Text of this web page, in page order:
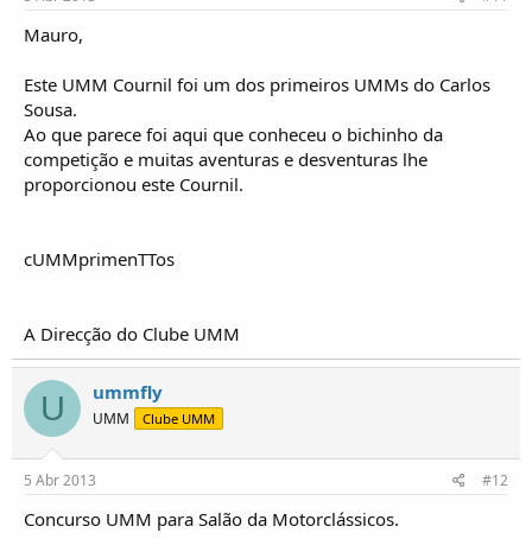
Mauro,
Este UMM Cournil foi um dos primeiros UMMs do Carlos
Sousa.
Ao que parece foi aqui que conheceu o bichinho da
competição e muitas aventuras e desventuras lhe
proporcionou este Cournil.
cUMMprimenTTos
A Direcção do Clube UMM
U ummfly
UMM Clube UMM
5 Abr 2013 #12
Concurso UMM para Salão da Motorclássicos.